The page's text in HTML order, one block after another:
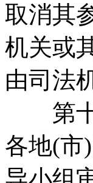
取消其
机关或
由司法
第十
各地(市